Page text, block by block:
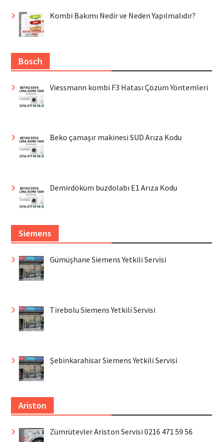
Kombi Bakımı Nedir ve Neden Yapılmalıdır?
Bosch
Viessmann kombi F3 Hatası Çözüm Yöntemleri
Beko çamaşır makinesi SUD Arıza Kodu
Demirdöküm buzdolabı E1 Arıza Kodu
Siemens
Gümüşhane Siemens Yetkili Servisi
Tirebolu Siemens Yetkili Servisi
Şebinkarahisar Siemens Yetkili Servisi
Ariston
Zümrütevler Ariston Servisi 0216 471 59 56